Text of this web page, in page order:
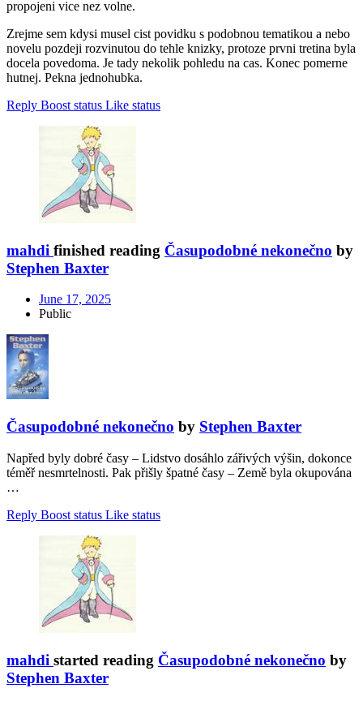
propojeni vice nez volne.
Zrejme sem kdysi musel cist povidku s podobnou tematikou a nebo
novelu pozdeji rozvinutou do tehle knizky, protoze prvni tretina byla
docela povedoma. Je tady nekolik pohledu na cas. Konec pomerne
hutnej. Pekna jednohubka.
Reply Boost status Like status
mahdi finished reading Časupodobné nekonečno by
Stephen Baxter
June 17, 2025
Public
Časupodobné nekonečno by Stephen Baxter
Napřed byly dobré časy – Lidstvo dosáhlo zářivých výšin, dokonce
téměř nesmrtelnosti. Pak přišly špatné časy – Země byla okupována
…
Reply Boost status Like status
mahdi started reading Časupodobné nekonečno by
Stephen Baxter